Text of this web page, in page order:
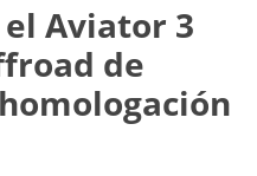
Aviator 3
de